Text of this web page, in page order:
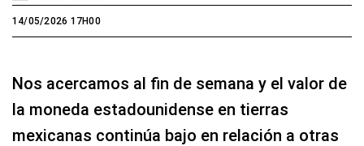
14/05/2026 17H00
Nos acercamos al fin de semana y el valor de
la moneda estadounidense en tierras
mexicanas continúa bajo en relación a otras